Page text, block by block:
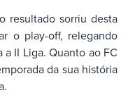
resultado sorriu desta
o play-off, relegando
a II Liga. Quanto ao FC
da sua história